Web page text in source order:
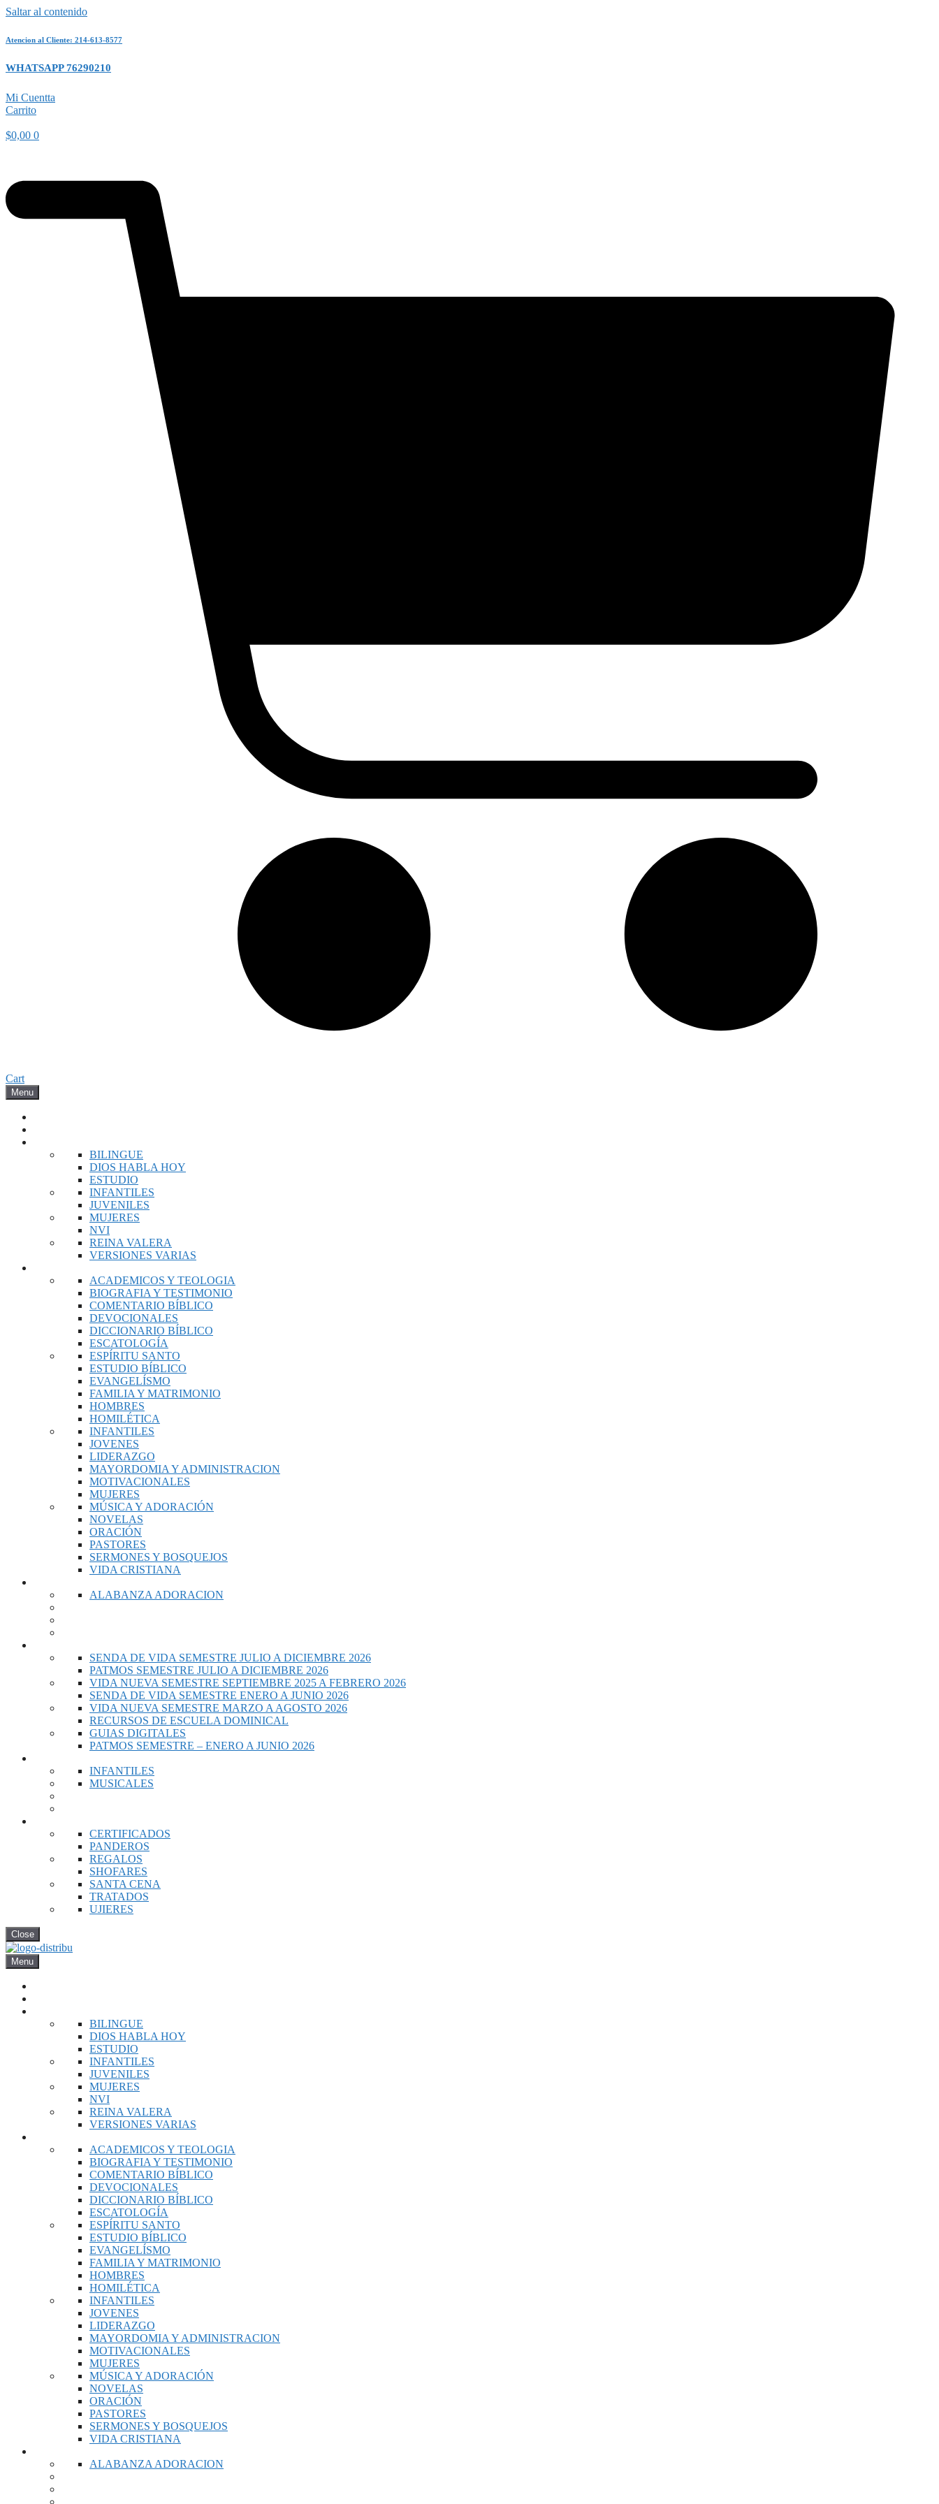
Saltar al contenido
Atencion al Cliente: 214-613-8577
WHATSAPP 76290210
Mi Cuentta
Carrito
$0,00 0
Cart
Menu
BILINGUE
DIOS HABLA HOY
ESTUDIO
INFANTILES
JUVENILES
MUJERES
NVI
REINA VALERA
VERSIONES VARIAS
ACADEMICOS Y TEOLOGIA
BIOGRAFIA Y TESTIMONIO
COMENTARIO BÍBLICO
DEVOCIONALES
DICCIONARIO BÍBLICO
ESCATOLOGÍA
ESPÍRITU SANTO
ESTUDIO BÍBLICO
EVANGELÍSMO
FAMILIA Y MATRIMONIO
HOMBRES
HOMILÉTICA
INFANTILES
JOVENES
LIDERAZGO
MAYORDOMIA Y ADMINISTRACION
MOTIVACIONALES
MUJERES
MÚSICA Y ADORACIÓN
NOVELAS
ORACIÓN
PASTORES
SERMONES Y BOSQUEJOS
VIDA CRISTIANA
ALABANZA ADORACION
SENDA DE VIDA SEMESTRE JULIO A DICIEMBRE 2026
PATMOS SEMESTRE JULIO A DICIEMBRE 2026
VIDA NUEVA SEMESTRE SEPTIEMBRE 2025 A FEBRERO 2026
SENDA DE VIDA SEMESTRE ENERO A JUNIO 2026
VIDA NUEVA SEMESTRE MARZO A AGOSTO 2026
RECURSOS DE ESCUELA DOMINICAL
GUIAS DIGITALES
PATMOS SEMESTRE – ENERO A JUNIO 2026
INFANTILES
MUSICALES
CERTIFICADOS
PANDEROS
REGALOS
SHOFARES
SANTA CENA
TRATADOS
UJIERES
Close
Menu
BILINGUE
DIOS HABLA HOY
ESTUDIO
INFANTILES
JUVENILES
MUJERES
NVI
REINA VALERA
VERSIONES VARIAS
ACADEMICOS Y TEOLOGIA
BIOGRAFIA Y TESTIMONIO
COMENTARIO BÍBLICO
DEVOCIONALES
DICCIONARIO BÍBLICO
ESCATOLOGÍA
ESPÍRITU SANTO
ESTUDIO BÍBLICO
EVANGELÍSMO
FAMILIA Y MATRIMONIO
HOMBRES
HOMILÉTICA
INFANTILES
JOVENES
LIDERAZGO
MAYORDOMIA Y ADMINISTRACION
MOTIVACIONALES
MUJERES
MÚSICA Y ADORACIÓN
NOVELAS
ORACIÓN
PASTORES
SERMONES Y BOSQUEJOS
VIDA CRISTIANA
ALABANZA ADORACION